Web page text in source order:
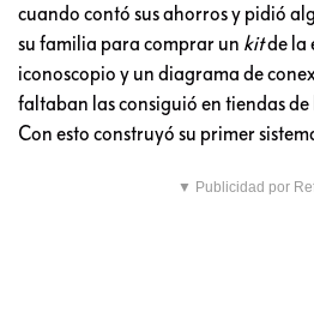
cuando contó sus ahorros y pidió
su familia para comprar un kitde la
iconoscopio y un diagrama de
faltaban las consiguió en tiendas
Con esto construyó su primer
▼ Publicidad por